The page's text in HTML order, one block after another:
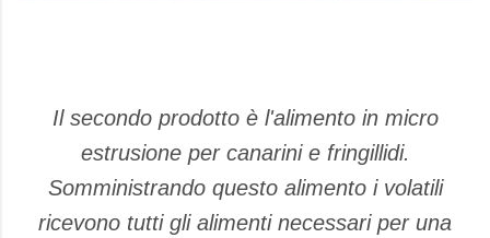
Il secondo prodotto è l'alimento in micro
estrusione per canarini e fringillidi.
Somministrando questo alimento i volatili
ricevono tutti gli alimenti necessari per una